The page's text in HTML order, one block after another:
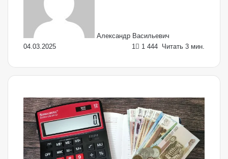
Александр Васильевич
04.03.2025 1 1 444 Читать 3 мин.